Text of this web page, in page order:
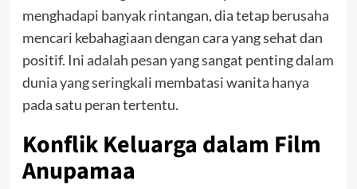
menghadapi banyak rintangan, dia tetap berusaha
mencari kebahagiaan dengan cara yang sehat dan
positif. Ini adalah pesan yang sangat penting dalam
dunia yang seringkali membatasi wanita hanya
pada satu peran tertentu.
Konflik Keluarga dalam Film
Anupamaa